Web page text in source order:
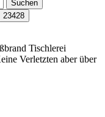
Tischlerei
Verletzten aber über